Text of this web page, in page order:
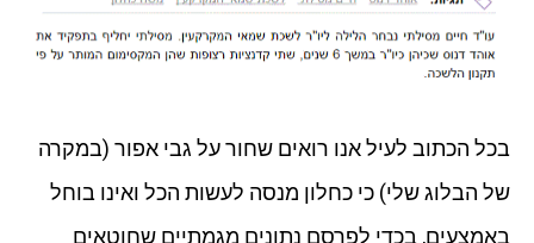
בכל הכתוב לעיל אנו רואים שחור על גבי אפור (במקרה
של הבלוג שלי) כי כחלון מנסה לעשות הכל ואינו בוחל
באמצעים, בכדי לפרסם נתונים מגמתיים שחוטאים